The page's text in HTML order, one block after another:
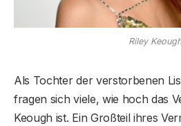
Riley Keough
Als Tochter der verstorbenen
fragen sich viele, wie hoch das
Keough ist. Ein Großteil ihres